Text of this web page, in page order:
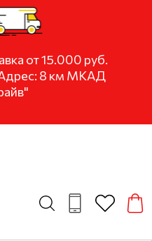
от 15.000 руб.
8 км МКАД